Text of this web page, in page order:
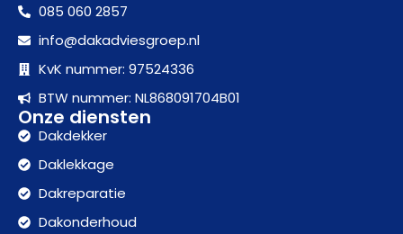
085 060 2857
info@dakadviesgroep.nl
KvK nummer: 97524336
BTW nummer: NL868091704B01
Onze diensten
Dakdekker
Daklekkage
Dakreparatie
Dakonderhoud